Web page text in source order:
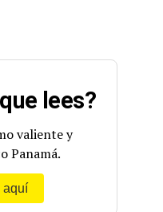
lees?
valiente y
Panamá.
aquí